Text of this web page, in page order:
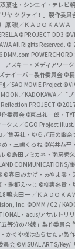
葉社・シンエイ・テレビ
ヤ ツヴァイ！」製作委員
原 礫／ＫＡＤＯＫＡＷ
©PROJECT DD3
All Rights Reserved. ©
POWERCHORD
スキー・メディアワー
ナイーバー製作委員会 ©長
／SAO MOVIE Project
／KADOKAWA／「
PROJECT
委員会 ©東出祐一郎・
クス／GGO Project illust.
集英社・ゆらぎ荘の幽奈
・三嶋くろね ©岩井恭平
©島田フミカネ・南房秀
COMMUNICATIONS/
©春日みかげ・みやま零・
駒都え～じ ©柳実冬貴・
鴨志田 一／ＫＡＤＯＫ
Inc. ©DMM / C2 /
・acus/アサルトリ
等分の花嫁」製作委員会
かぐや様は告らせたい製
員会 ©VISUAL ARTS/Key/